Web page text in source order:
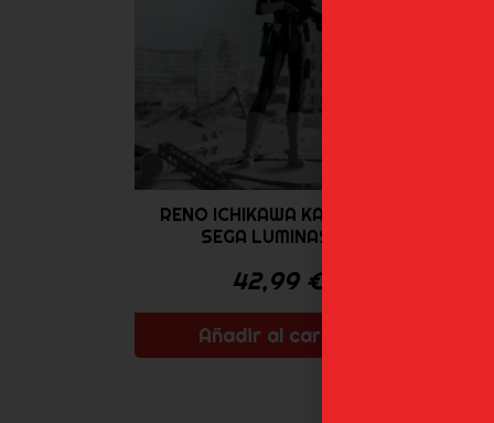
RENO ICHIKAWA KAIJU NO.8
SEGA LUMINASTA
42,99 €
Añadir al carrito